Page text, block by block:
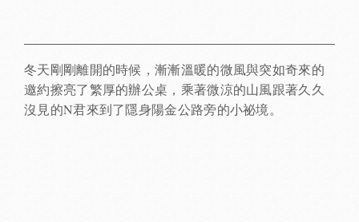
冬天剛剛離開的時候，漸漸溫暖的微風與突如奇來的
邀約擦亮了繁厚的辦公桌，乘著微涼的山風跟著久久
沒見的N君來到了隱身陽金公路旁的小祕境。